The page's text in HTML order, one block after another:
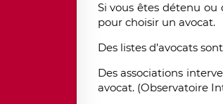
Si vous êtes détenu
pour choisir un avocat.
Des listes d’avocats
Des associations
avocat. (Observatoire